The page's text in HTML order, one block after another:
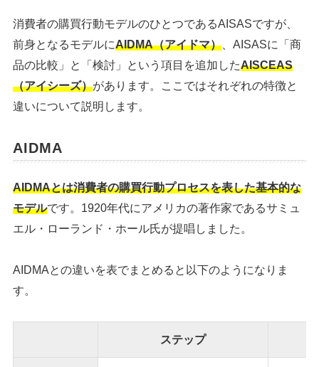
消費者の購買行動モデルのひとつであるAISASですが、
前身となるモデルにAIDMA（アイドマ）、AISASに「商
品の比較」と「検討」という項目を追加したAISCEAS
（アイシーズ）があります。ここではそれぞれの特徴と
違いについて説明します。
AIDMA
AIDMAとは消費者の購買行動プロセスを表した基本的な
モデルです。1920年代にアメリカの著作家であるサミュ
エル・ローランド・ホール氏が提唱しました。
AIDMAとの違いを表でまとめると以下のようになりま
す。
ステップ